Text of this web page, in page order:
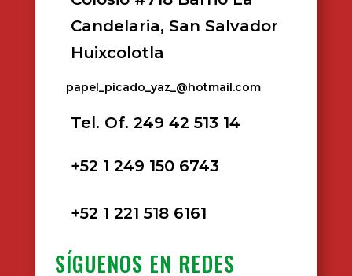
Candelaria, San Salvador
Huixcolotla
papel_picado_yaz_@hotmail.com
Tel. Of. 249 42 513 14
+52 1 249 150 6743
+52 1 221 518 6161
SÍGUENOS EN REDES